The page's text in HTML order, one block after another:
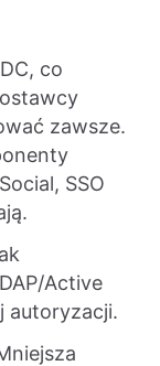
co
zawsze.
SSO
Active
autoryzacji.